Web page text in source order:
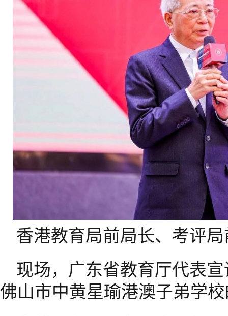
香港教育局前局长、考评
现场，广东省教育厅代表
佛山市中黄星瑜港澳子弟学